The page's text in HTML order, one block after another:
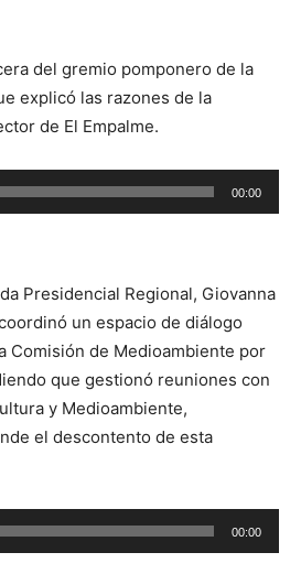
del gremio pomponero de la
explicó las razones de la
de El Empalme.
00:00
Presidencial Regional, Giovanna
un espacio de diálogo
Comisión de Medioambiente por
que gestionó reuniones con
y Medioambiente,
el descontento de esta
00:00